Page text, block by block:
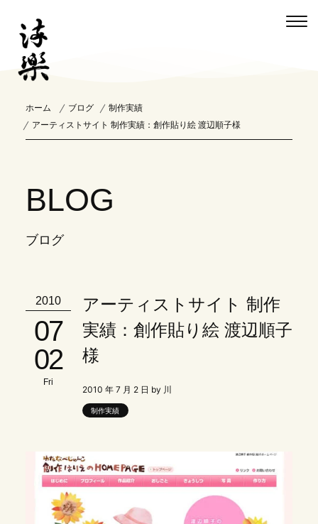
ホーム ブログ
制作実績
アーティストサイト 制作実績：創作貼り絵 渡辺順子様
BLOG
ブログ
2010
07
02
Fri
アーティストサイト 制作
実績：創作貼り絵 渡辺順子
様
2010 年 7 月 2 日 by 川
制作実績